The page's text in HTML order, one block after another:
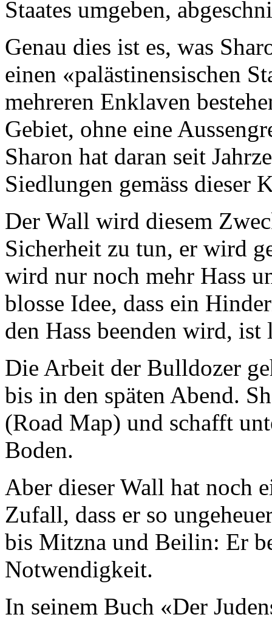
Staates umgeben,
Genau dies ist es, was
einen «palästinensischen
mehreren Enklaven
Gebiet, ohne eine
Sharon hat daran seit
Siedlungen gemäss dieser
Der Wall wird diesem
Sicherheit zu tun, er wird
wird nur noch mehr Hass
blosse Idee, dass ein
den Hass beenden wird, ist
Die Arbeit der Bulldozer
bis in den späten Abend.
(Road Map) und schafft
Boden.
Aber dieser Wall hat noch
Zufall, dass er so
bis Mitzna und Beilin: Er
Notwendigkeit.
In seinem Buch «Der